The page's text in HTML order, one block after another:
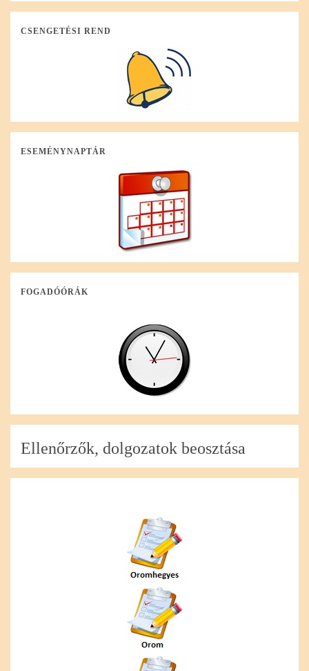
CSENGETÉSI REND
ESEMÉNYNAPTÁR
FOGADÓÓRÁK
Ellenőrzők, dolgozatok beosztása